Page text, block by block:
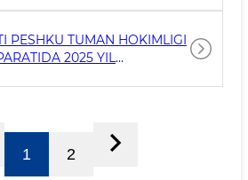
PESHKU TUMAN HOKIMLIGI
2025 YIL
1 2